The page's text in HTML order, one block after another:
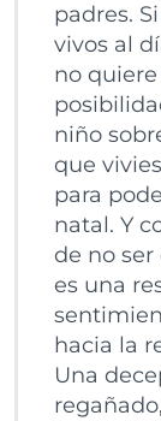
padres.
vivos al
no
niño
que
para
natal. Y
de no
es una
hacia la
Una